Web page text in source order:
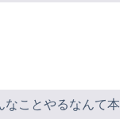
なことやるなんて